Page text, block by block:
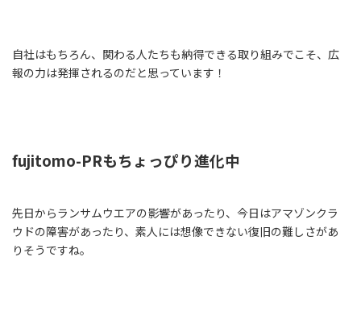
自社はもちろん、関わる人たちも納得できる取り組みでこそ、広
報の力は発揮されるのだと思っています！
fujitomo-PRもちょっぴり進化中
先日からランサムウエアの影響があったり、今日はアマゾンクラ
ウドの障害があったり、素人には想像できない復旧の難しさがあ
りそうですね。